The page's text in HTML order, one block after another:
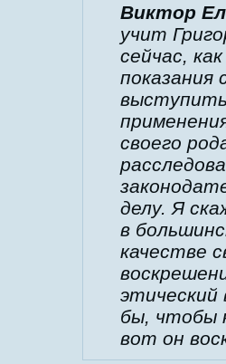
Виктор
учит
сейчас,
показания
своего
делу. Я
в
качестве
этический
бы, чтобы
вот он